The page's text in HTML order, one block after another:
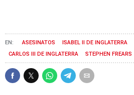
ASESINATOS ISABEL II DE INGLATERRA
CARLOS III DE INGLATERRA
STEPHEN FREARS